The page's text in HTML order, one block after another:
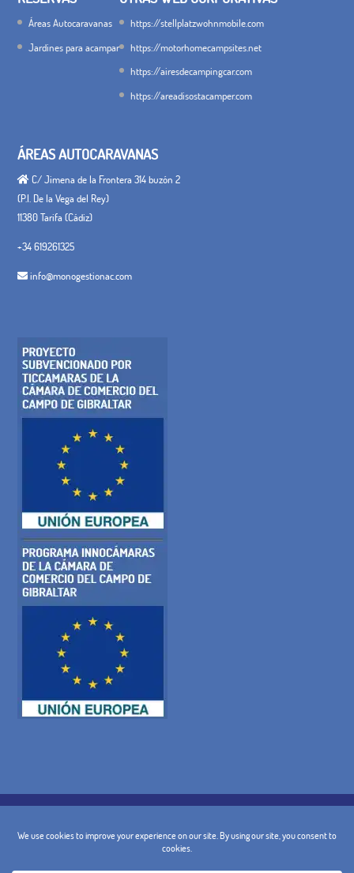
Áreas Autocaravanas
Jardines para acampar
https://stellplatzwohnmobile.com
https://motorhomecampsites.net
https://airesdecampingcar.com
https://areadisostacamper.com
ÁREAS AUTOCARAVANAS
C/ Jimena de la Frontera 314 buzón 2
(P.I. De la Vega del Rey)
11380 Tarifa (Cádiz)
+34 619261325
info@monogestionac.com
AVISO LEGAL
CONDICIONES GENERALES
POLÍTICA DE CANCELACIÓN